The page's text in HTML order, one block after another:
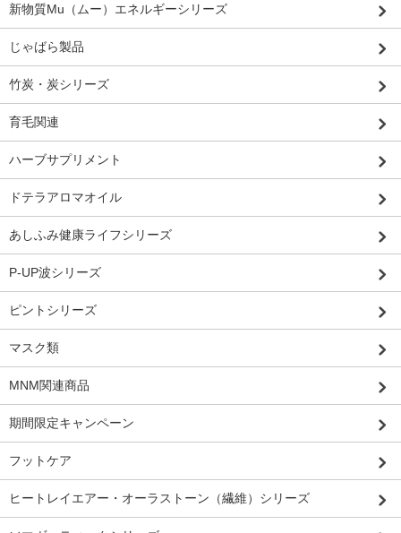
新物質Mu（ムー）エネルギーシリーズ
じゃばら製品
竹炭・炭シリーズ
育毛関連
ハーブサプリメント
ドテラアロマオイル
あしふみ健康ライフシリーズ
P-UP波シリーズ
ピントシリーズ
マスク類
MNM関連商品
期間限定キャンペーン
フットケア
ヒートレイエアー・オーラストーン（繊維）シリーズ